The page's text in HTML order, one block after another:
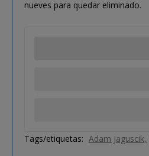
nueves para quedar eliminado.
Tags/etiquetas: Adam Jaguscik